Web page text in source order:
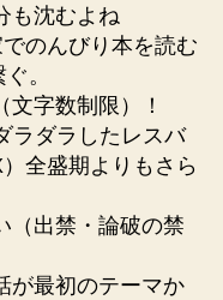
も沈むよね
でのんびり本を読む
。
字数制限）！
ラダラしたレスバ
全盛期よりもさら
（出禁・論破の禁
が最初のテーマか